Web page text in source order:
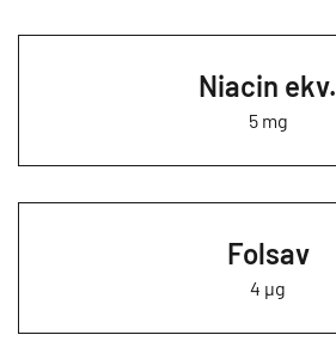
Niacin ekv.
5 mg
Folsav
4 µg